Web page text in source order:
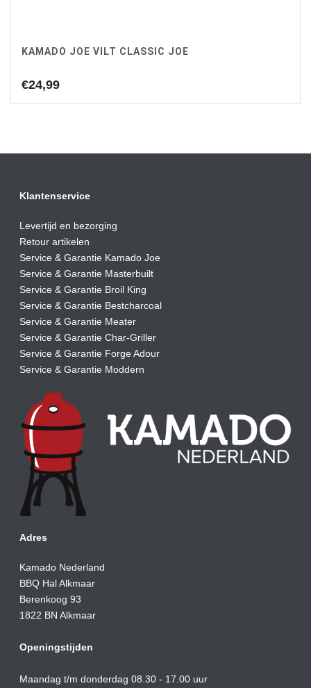
KAMADO JOE VILT CLASSIC JOE
€24,99
Klantenservice
Levertijd en bezorging
Retour artikelen
Service & Garantie Kamado Joe
Service & Garantie Masterbuilt
Service & Garantie Broil King
Service & Garantie Bestcharcoal
Service & Garantie Meater
Service & Garantie Char-Griller
Service & Garantie Forge Adour
Service & Garantie Moddern
Adres
Kamado Nederland
BBQ Hal Alkmaar
Berenkoog 93
1822 BN Alkmaar
Openingstijden
Maandag t/m donderdag 08.30 - 17.00 uur